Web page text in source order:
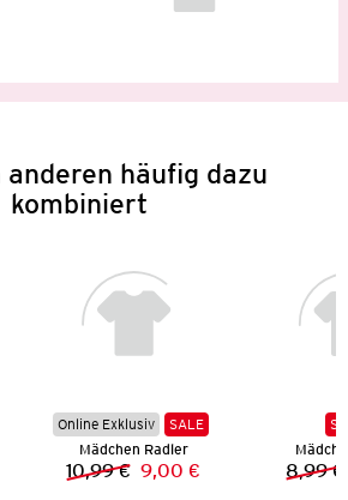
anderen häufig dazu
kombiniert
Preis:
Online Exklusiv
SALE
Mädchen Radler
Vorheriger Preis:
10,99 € Neuer Preis:
9,00 € 8,99 €